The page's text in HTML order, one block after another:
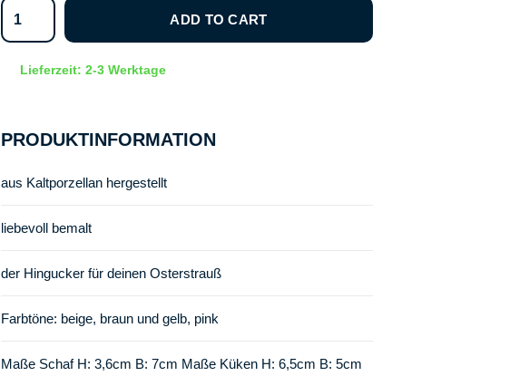
ADD TO CART
Lieferzeit: 2-3 Werktage
PRODUKTINFORMATION
aus Kaltporzellan hergestellt
liebevoll bemalt
der Hingucker für deinen Osterstrauß
Farbtöne: beige, braun und gelb, pink
Maße Schaf H: 3,6cm B: 7cm Maße Küken H: 6,5cm B: 5cm